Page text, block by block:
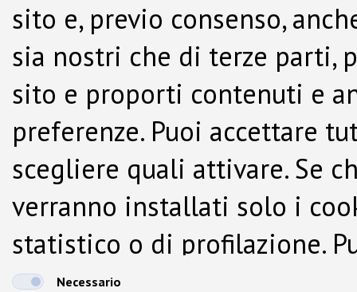
sito e, previo consenso,
sia nostri che di terze parti,
sito e proporti contenuti e
preferenze. Puoi accettare
scegliere quali attivare. Se
verranno installati solo i
statistico o di profilazione.
dalla Cookie Policy.
Necessario